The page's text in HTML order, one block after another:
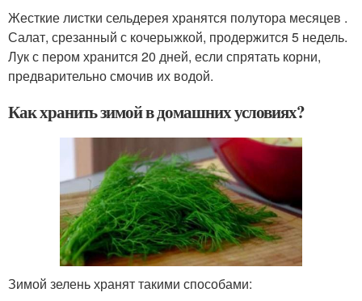
Жесткие листки сельдерея хранятся полутора месяцев .
Салат, срезанный с кочерыжкой, продержится 5 недель.
Лук с пером хранится 20 дней, если спрятать корни,
предварительно смочив их водой.
Как хранить зимой в домашних условиях?
Зимой зелень хранят такими способами: